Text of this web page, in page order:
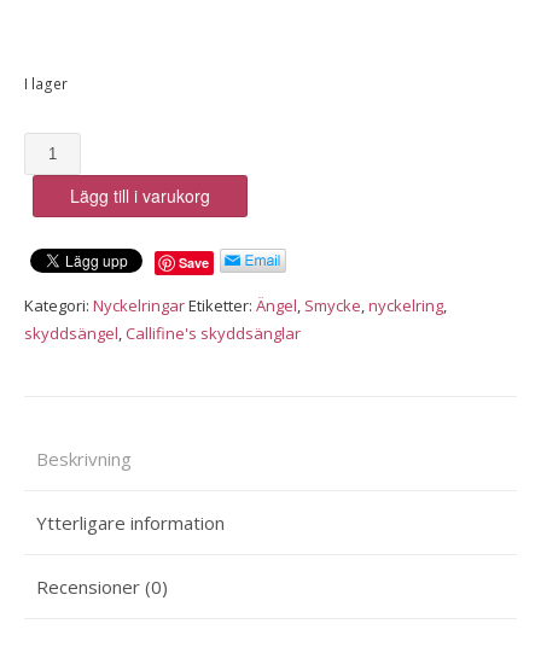
I lager
Nyckelring
Futurum,
framtidstrons
mängd
Lägg till i varukorg
Save
Kategori: NyckelringarEtiketter: Ängel, Smycke,nyckelring,
skyddsängel,Callifine's skyddsänglar
Beskrivning
Ytterligare information
Recensioner (0)